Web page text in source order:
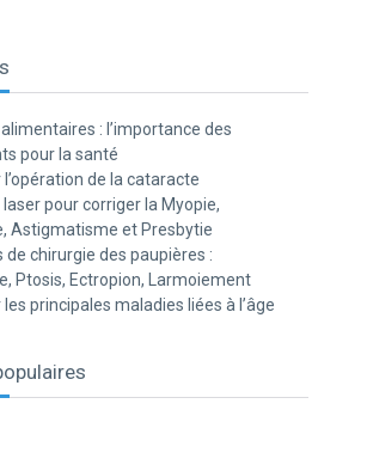
: l’importance des
pour la santé
de la cataracte
laser pour corriger la Myopie,
Astigmatisme et Presbytie
de chirurgie des paupières :
Ptosis, Ectropion, Larmoiement
principales maladies liées à l’âge